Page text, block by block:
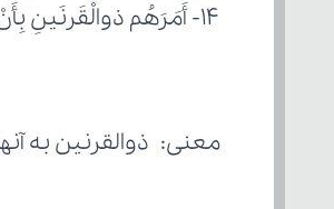
۱۴- أَمَرَهُم ذوالْقَرنَینِ بِأَنْ یَأتوا بِالْحَدیدِ وَ النُّحاسِ،
معنی: ذوالقرنین به